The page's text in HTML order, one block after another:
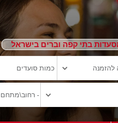
בתי קפה וברים בישראל